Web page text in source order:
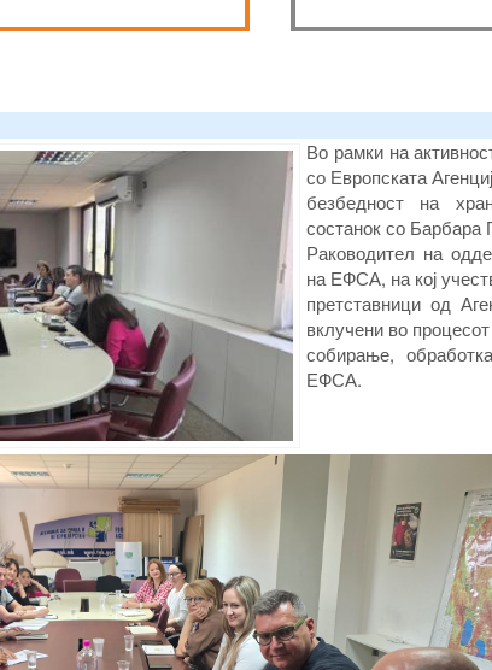
Во рамки на
со Европската
безбедност на
состанок со Барбара
Раководител на
на ЕФСА, на кој
претставници од
вклучени во
собирање,
ЕФСА.